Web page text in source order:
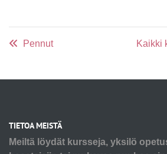
Pennut Kaikki
TIETOA MEISTÄ
Meiltä löydät kursseja, yksilö